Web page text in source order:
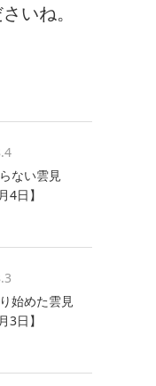
いね。
ない雲見
4日】
始めた雲見
3日】